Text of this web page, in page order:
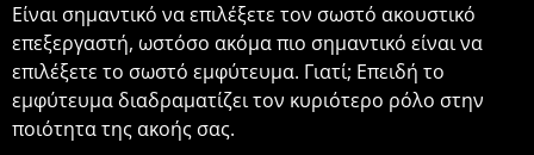
Είναι σημαντικό να επιλέξετε τον σωστό ακουστικό
επεξεργαστή, ωστόσο ακόμα πιο σημαντικό είναι να
επιλέξετε το σωστό εμφύτευμα. Γιατί; Επειδή το
εμφύτευμα διαδραματίζει τον κυριότερο ρόλο στην
ποιότητα της ακοής σας.